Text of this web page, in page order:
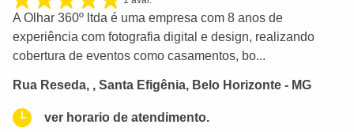
A Olhar 360º ltda é uma empresa com 8 anos de
experiência com fotografia digital e design, realizando
cobertura de eventos como casamentos, bo...
Rua Reseda, , Santa Efigênia, Belo Horizonte - MG
ver horario de atendimento.